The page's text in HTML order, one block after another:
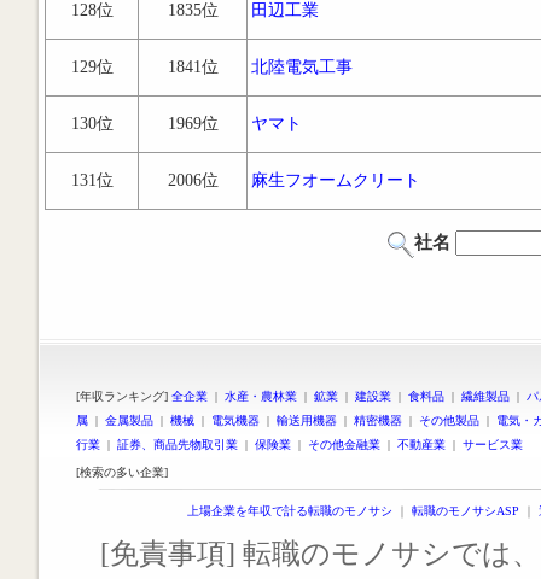
128位 1835位 田辺工業
129位 1841位 北陸電気工事
130位 1969位 ヤマト
131位 2006位 麻生フオームクリート
社名
[年収ランキング] 全企業 | 水産・農林業 | 鉱業 | 建設業 | 食料品 | 繊維製品 |
属 | 金属製品 | 機械 | 電気機器 | 輸送用機器 | 精密機器 | その他製品 | 電気・
行業 | 証券、商品先物取引業 | 保険業 | その他金融業 | 不動産業 | サービス業
[検索の多い企業]
上場企業を年収で計る転職のモノサシ ｜ 転職のモノサシASP ｜
[免責事項] 転職のモノサシでは